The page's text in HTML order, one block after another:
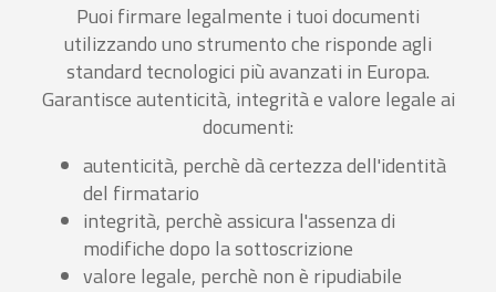
Puoi firmare legalmente i tuoi documenti
utilizzando uno strumento che risponde agli
standard tecnologici più avanzati in Europa.
Garantisce autenticità, integrità e valore legale ai
documenti:
autenticità, perchè dà certezza dell'identità
del firmatario
integrità, perchè assicura l'assenza di
modifiche dopo la sottoscrizione
valore legale, perchè non è ripudiabile